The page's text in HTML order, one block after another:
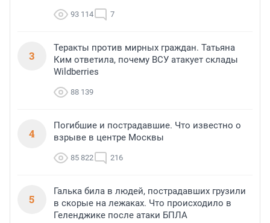
93 114 7
3
Теракты против мирных граждан. Татьяна
Ким ответила, почему ВСУ атакует склады
Wildberries
88 139
4
Погибшие и пострадавшие. Что известно о
взрыве в центре Москвы
85 822 216
5
Галька била в людей, пострадавших грузили
в скорые на лежаках. Что происходило в
Геленджике после атаки БПЛА